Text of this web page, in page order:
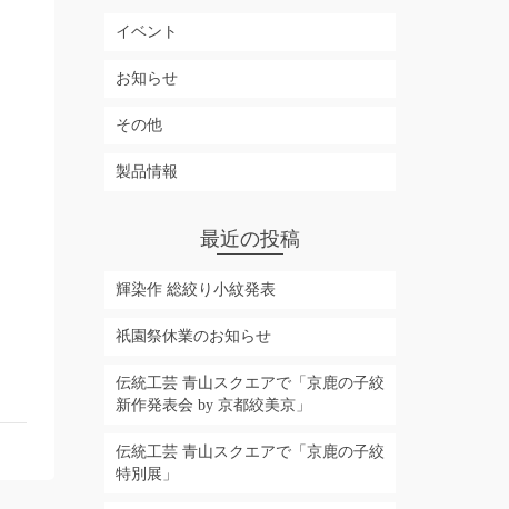
イベント
お知らせ
その他
製品情報
最近の投稿
輝染作 総絞り小紋発表
祇園祭休業のお知らせ
伝統工芸 青山スクエアで「京鹿の子絞
新作発表会 by 京都絞美京」
伝統工芸 青山スクエアで「京鹿の子絞
特別展」